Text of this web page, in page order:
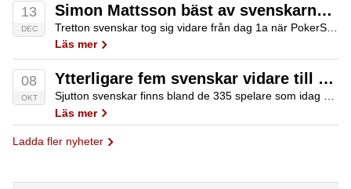
13
DEC
Simon Mattsson bäst av svenskarna efter dag 1A i EPT Prag
Läs mer
08
OKT
Ytterligare fem svenskar vidare till dag två i EPT London
Sjutton svenskar finns bland de 335 spelare som idag spelar dag två i PokerStars EPT London, däribland Joel Nordkvist, Anton Wigg, Micael Tureniec och Robin Ylitalo.
Läs mer
Ladda fler nyheter